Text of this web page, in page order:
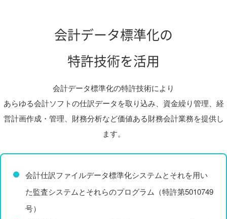
会計データ標準化の
特許技術を活用
会計データ標準化の特許技術により
あらゆる会計ソフトの仕訳データを取り込み、資金繰り管理、経
営計画作成・管理、財務分析など価値ある財務会計業務を提供し
ます。
会計仕訳ファイルデータ標準化システムとそれを用い
た監査システムとそれらのプログラム（特許第5010749
号）